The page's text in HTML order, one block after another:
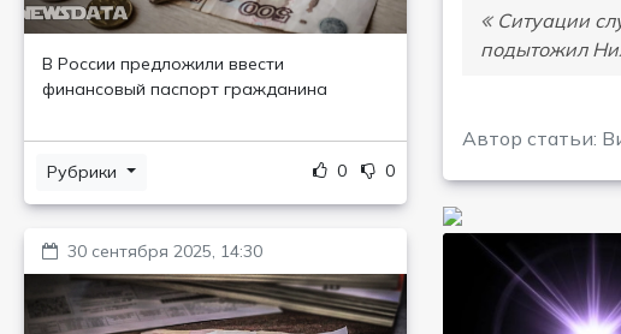
В России предложили ввести
финансовый паспорт гражданина
Рубрики 0 0
30 сентября 2025, 14:30
Ситуации
подытожил
Автор статьи: